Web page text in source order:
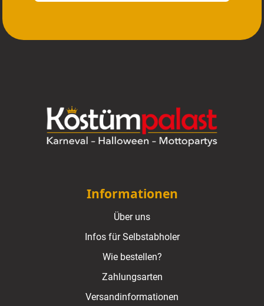
Informationen
Über uns
Infos für Selbstabholer
Wie bestellen?
Zahlungsarten
Versandinformationen